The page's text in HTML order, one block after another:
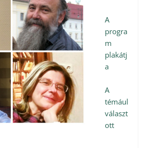
A
progra
m
plakátj
a
A
témául
választ
ott